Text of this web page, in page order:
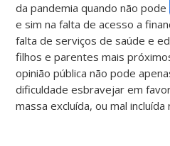
da pandemia quando não pode
e sim na falta de acesso a
falta de serviços de saúde e
filhos e parentes mais
opinião pública não pode
dificuldade esbravejar em
massa excluída, ou mal incluída